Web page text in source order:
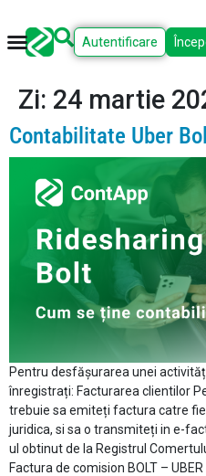
Autentificare
Zi: 24 martie
Contabilitate Uber
Pentru desfășurarea unei
înregistrați: Facturarea clientilor
trebuie sa emiteți factura catre
juridica, si sa o transmiteți in e-
ul obtinut de la Registrul
Factura de comision BOLT – UBER